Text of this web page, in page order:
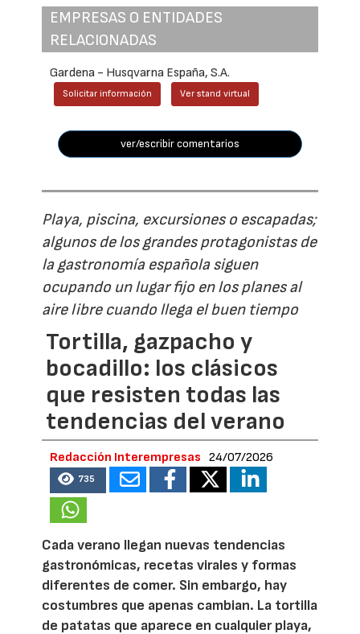
EMPRESAS O ENTIDADES
RELACIONADAS
Gardena - Husqvarna España, S.A.
Solicitar información Ver stand virtual
ver/escribir comentarios
Playa, piscina, excursiones o escapadas;
algunos de los grandes protagonistas de
la gastronomía española siguen
ocupando un lugar fijo en los planes al
aire libre cuando llega el buen tiempo
Tortilla, gazpacho y
bocadillo: los clásicos
que resisten todas las
tendencias del verano
Redacción Interempresas 24/07/2026
735
Cada verano llegan nuevas tendencias
gastronómicas, recetas virales y formas
diferentes de comer. Sin embargo, hay
costumbres que apenas cambian. La tortilla
de patatas que aparece en cualquier playa,